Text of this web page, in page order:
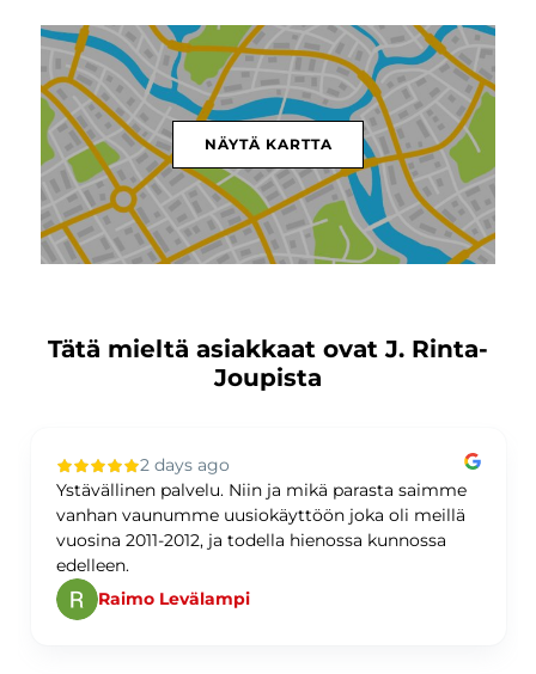
NÄYTÄ KARTTA
Tätä mieltä asiakkaat ovat J. Rinta-
Joupista
2 days ago
Ystävällinen palvelu. Niin ja mikä parasta saimme
vanhan vaunumme uusiokäyttöön joka oli meillä
vuosina 2011-2012, ja todella hienossa kunnossa
edelleen.
Raimo Levälampi